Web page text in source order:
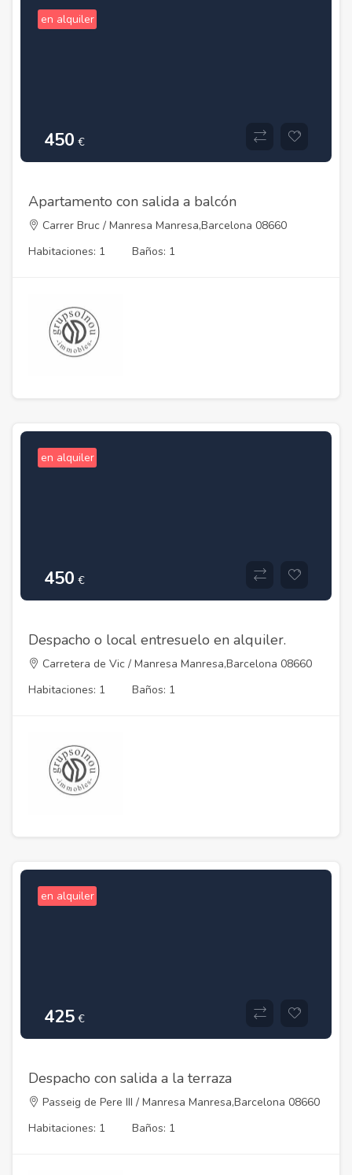
en alquiler
450 €
Apartamento con salida a balcón
Carrer Bruc / Manresa Manresa,Barcelona 08660
Habitaciones: 1
Baños: 1
en alquiler
450 €
Despacho o local entresuelo en alquiler.
Carretera de Vic / Manresa Manresa,Barcelona 08660
Habitaciones: 1
Baños: 1
en alquiler
425 €
Despacho con salida a la terraza
Passeig de Pere III / Manresa Manresa,Barcelona 08660
Habitaciones: 1
Baños: 1